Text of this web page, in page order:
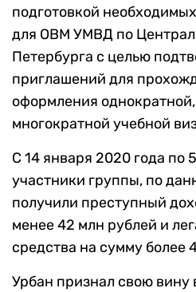
подготовкой
для ОВМ УМВД по
Петербурга с целью
приглашений для
оформления
многократной учебной
С 14 января 2020 года по
участники группы, по
получили преступный
менее 42 млн рублей и
средства на сумму более
Урбан признал свою вину